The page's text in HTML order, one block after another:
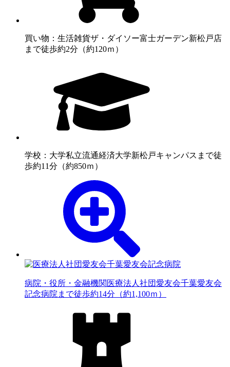
買い物：生活雑貨ザ・ダイソー富士ガーデン新松戸店
まで徒歩約2分（約120ｍ）
学校：大学私立流通経済大学新松戸キャンパスまで徒
歩約11分（約850ｍ）
病院・役所・金融機関 医療法人社団愛友会千葉愛友会
記念病院まで徒歩約14分（約1,100ｍ）